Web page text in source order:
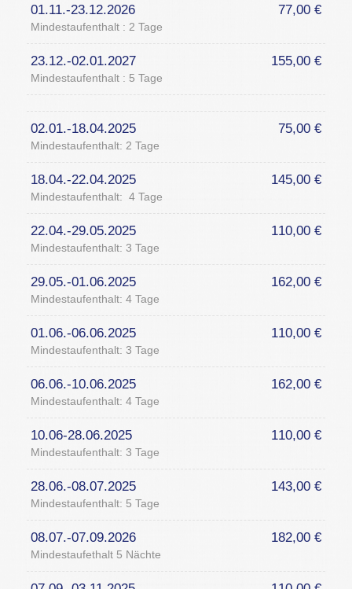
01.11.-23.12.2026 77,00 €
Mindestaufenthalt : 2 Tage
23.12.-02.01.2027 155,00 €
Mindestaufenthalt : 5 Tage
02.01.-18.04.2025 75,00 €
Mindestaufenthalt: 2 Tage
18.04.-22.04.2025 145,00 €
Mindestaufenthalt: 4 Tage
22.04.-29.05.2025 110,00 €
Mindestaufenthalt: 3 Tage
29.05.-01.06.2025 162,00 €
Mindestaufenthalt: 4 Tage
01.06.-06.06.2025 110,00 €
Mindestaufenthalt: 3 Tage
06.06.-10.06.2025 162,00 €
Mindestaufenthalt: 4 Tage
10.06-28.06.2025 110,00 €
Mindestaufenthalt: 3 Tage
28.06.-08.07.2025 143,00 €
Mindestaufenthalt: 5 Tage
08.07.-07.09.2026 182,00 €
Mindestaufethalt 5 Nächte